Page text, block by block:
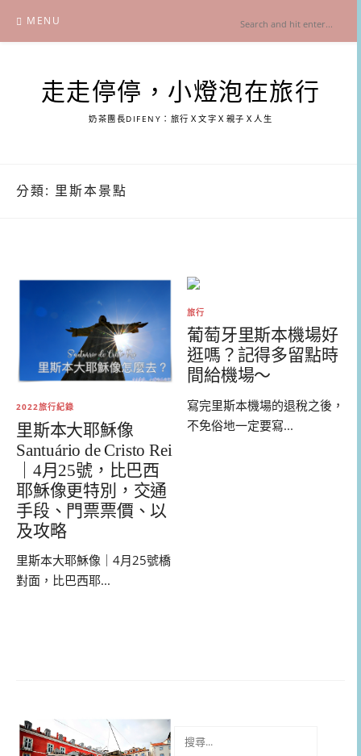
content
MENU
走走停停，小燈泡在旅行
奶茶團長DIFENY：旅行Ｘ文字Ｘ親子Ｘ人生
分類: 里斯本景點
2022旅行紀錄
里斯本大耶穌像
Santuário de Cristo Rei
｜4月25號，比巴西
耶穌像更特別，交通
手段、門票票價、以
及攻略
里斯本大耶穌像｜4月25號橋
對面，比巴西耶...
旅行
葡萄牙里斯本機場好
逛嗎？記得多留點時
間給機場～
寫完里斯本機場的退稅之後，
不免俗地一定要寫...